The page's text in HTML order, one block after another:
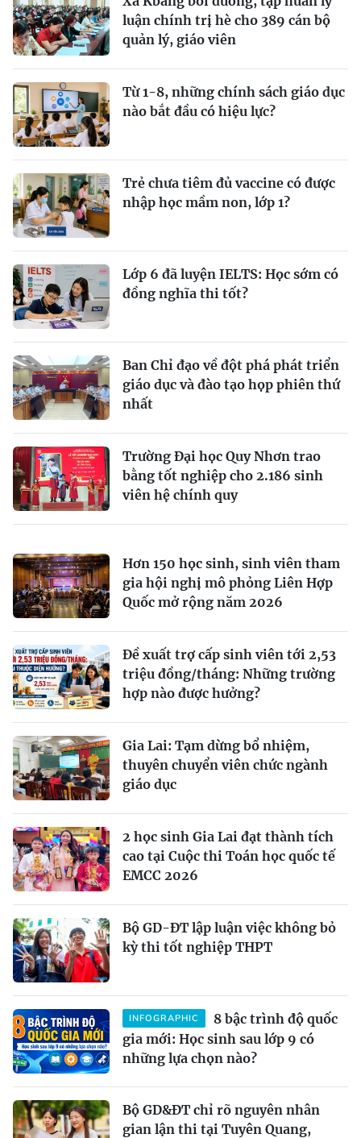
luận chính trị hè cho 389 cán bộ
quản lý, giáo viên
Từ 1-8, những chính sách giáo dục
nào bắt đầu có hiệu lực?
Trẻ chưa tiêm đủ vaccine có được
nhập học mầm non, lớp 1?
Lớp 6 đã luyện IELTS: Học sớm có
đồng nghĩa thi tốt?
Ban Chỉ đạo về đột phá phát triển
giáo dục và đào tạo họp phiên thứ
nhất
Trường Đại học Quy Nhơn trao
bằng tốt nghiệp cho 2.186 sinh
viên hệ chính quy
Hơn 150 học sinh, sinh viên tham
gia hội nghị mô phỏng Liên Hợp
Quốc mở rộng năm 2026
Đề xuất trợ cấp sinh viên tới 2,53
triệu đồng/tháng: Những trường
hợp nào được hưởng?
Gia Lai: Tạm dừng bổ nhiệm,
thuyên chuyển viên chức ngành
giáo dục
2 học sinh Gia Lai đạt thành tích
cao tại Cuộc thi Toán học quốc tế
EMCC 2026
Bộ GD-ĐT lập luận việc không bỏ
kỳ thi tốt nghiệp THPT
INFOGRAPHIC
8 bậc trình độ quốc
gia mới: Học sinh sau lớp 9 có
những lựa chọn nào?
Bộ GD&ĐT chỉ rõ nguyên nhân
gian lận thi tại Tuyên Quang,